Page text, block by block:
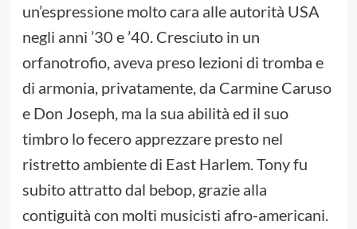
un’espressione molto cara alle autorità USA
negli anni ’30 e ’40. Cresciuto in un
orfanotrofio, aveva preso lezioni di tromba e
di armonia, privatamente, da Carmine Caruso
e Don Joseph, ma la sua abilità ed il suo
timbro lo fecero apprezzare presto nel
ristretto ambiente di East Harlem. Tony fu
subito attratto dal bebop, grazie alla
contiguità con molti musicisti afro-americani.